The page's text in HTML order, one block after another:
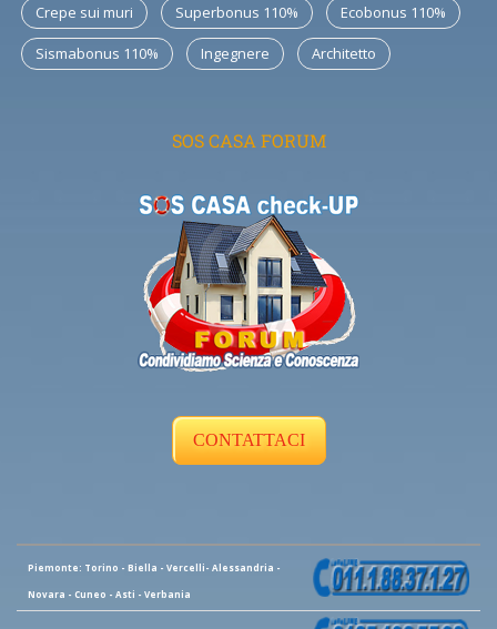
Crepe sui muri Superbonus 110% Ecobonus 110%
Sismabonus 110% Ingegnere Architetto
SOS CASA FORUM
CONTATTACI
Piemonte: Torino - Biella - Vercelli- Alessandria -
Novara - Cuneo - Asti - Verbania